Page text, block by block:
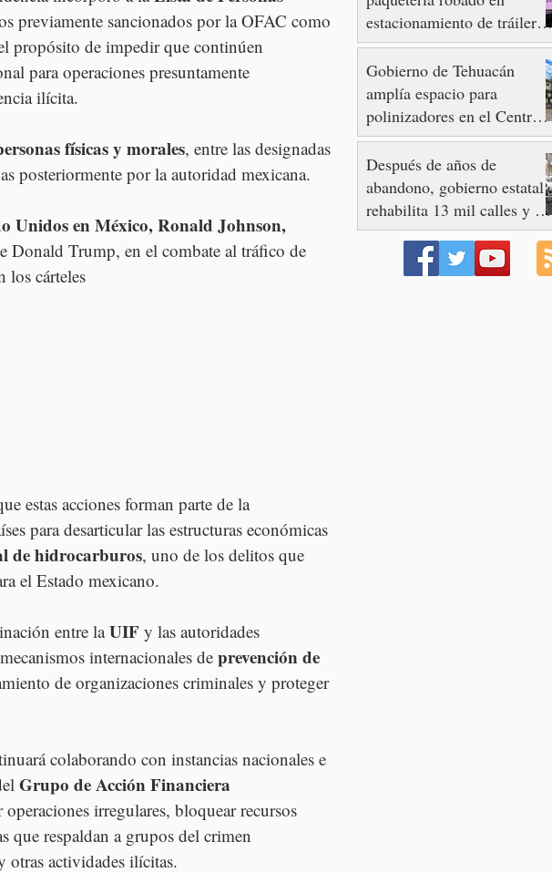
previamente sancionados por la OFAC como
propósito de impedir que continúen
para operaciones presuntamente
ilícita.
físicas y morales, entre las designadas
posteriormente por la autoridad mexicana.
Unidos en México, Ronald Johnson,
Donald Trump, en el combate al tráfico de
los cárteles
estas acciones forman parte de la
para desarticular las estructuras económicas
de hidrocarburos, uno de los delitos que
el Estado mexicano.
entre la UIF y las autoridades
internacionales de prevención de
de organizaciones criminales y proteger
colaborando con instancias nacionales e
Grupo de Acción Financiera
operaciones irregulares, bloquear recursos
que respaldan a grupos del crimen
otras actividades ilícitas.
estacionamiento de tráileres
en Quecholac
Gobierno de Tehuacán
amplía espacio para
polinizadores en el Centro
de Bienestar IMSS
Solidaridad
Después de años de
abandono, gobierno estatal
rehabilita 13 mil calles y 73
avenidas